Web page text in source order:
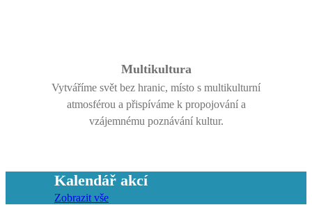
Multikultura
Vytváříme svět bez hranic, místo s multikulturní
atmosférou a přispíváme k propojování a
vzájemnému poznávání kultur.
Kalendář akcí
Zobrazit vše